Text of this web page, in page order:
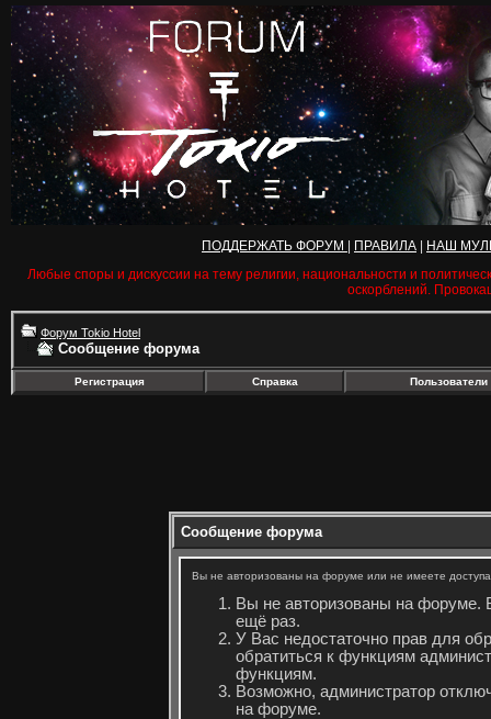
ПОДДЕРЖАТЬ ФОРУМ ПРАВИЛА
НАШ
Любые споры и дискуссии на тему религии, национальности и
оскорблений.
Форум Tokio Hotel
Сообщение форума
Регистрация Справка Пользователи
Сообщение форума
Вы не авторизованы на форуме или не имеете
Вы не авторизованы на форуме.
ещё раз.
У Вас недостаточно прав для
обратиться к функциям
функциям.
Возможно, администратор
на форуме.